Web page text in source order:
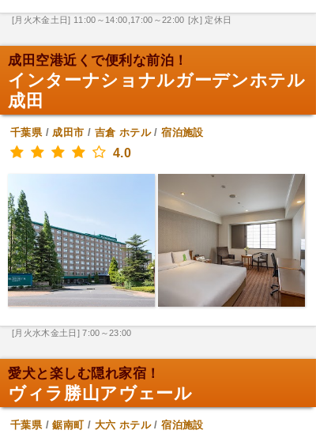
[月火木金土日] 11:00～14:00,17:00～22:00 [水] 定休日
成田空港近くで便利な前泊！
インターナショナルガーデンホテル
成田
千葉県/成田市 / 吉倉 ホテル/宿泊施設
4.0
[月火水木金土日] 7:00～23:00
愛犬と楽しむ隠れ家宿！
ヴィラ勝山アヴェール
千葉県/鋸南町/ 大六 ホテル/宿泊施設